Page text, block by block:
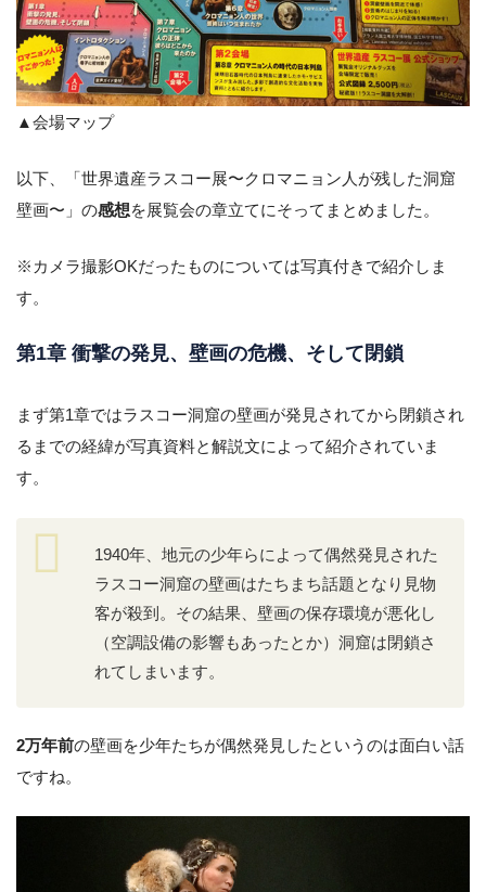
▲会場マップ
以下、「世界遺産ラスコー展〜クロマニョン人が残した洞窟
壁画〜」の感想を展覧会の章立てにそってまとめました。
※カメラ撮影OKだったものについては写真付きで紹介しま
す。
第1章 衝撃の発見、壁画の危機、そして閉鎖
まず第1章ではラスコー洞窟の壁画が発見されてから閉鎖され
るまでの経緯が写真資料と解説文によって紹介されていま
す。
1940年、地元の少年らによって偶然発見された
ラスコー洞窟の壁画はたちまち話題となり見物
客が殺到。その結果、壁画の保存環境が悪化し
（空調設備の影響もあったとか）洞窟は閉鎖さ
れてしまいます。
2万年前の壁画を少年たちが偶然発見したというのは面白い話
ですね。